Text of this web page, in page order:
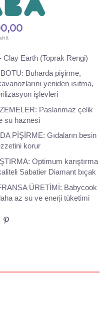
Earth (Toprak Rengi)
Buharda pişirme,
yeniden ısıtma,
işlevleri
Paslanmaz çelik
su haznesi
PİŞİRME: Gıdaların besin
korur
Optimum karıştırma
Sabatier Diamant bıçak
ÜRETİMİ: Babycook
az su ve enerji tüketimi